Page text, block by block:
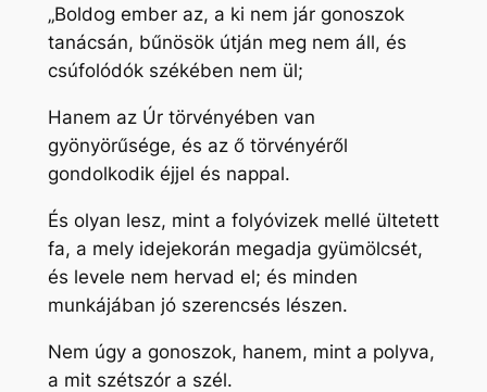
„Boldog ember az, a ki nem jár gonoszok
tanácsán, bűnösök útján meg nem áll, és
csúfolódók székében nem ül;
Hanem az Úr törvényében van
gyönyörűsége, és az ő törvényéről
gondolkodik éjjel és nappal.
És olyan lesz, mint a folyóvizek mellé ültetett
fa, a mely idejekorán megadja gyümölcsét,
és levele nem hervad el; és minden
munkájában jó szerencsés lészen.
Nem úgy a gonoszok, hanem, mint a polyva,
a mit szétszór a szél.